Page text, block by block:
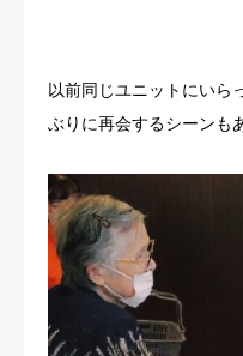
以前同じユニットにいら
ぶりに再会するシーンも